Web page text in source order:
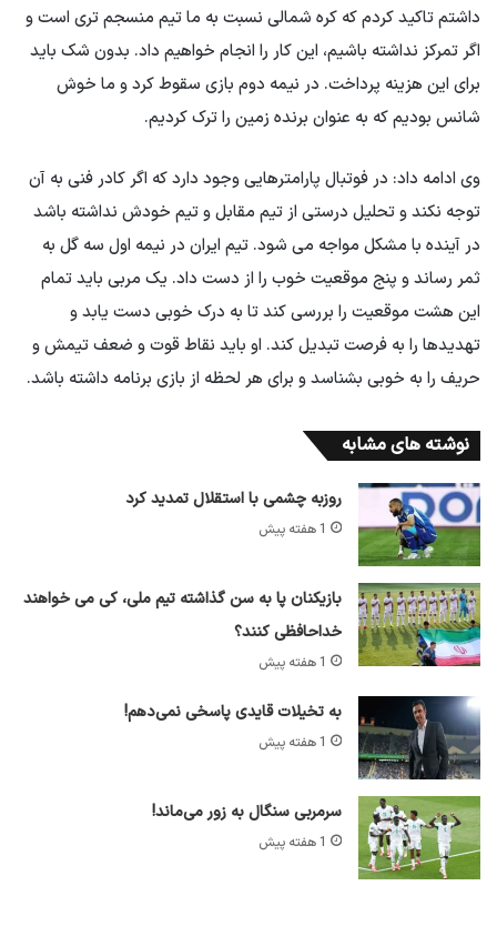
داشتم تاکید کردم که کره شمالی نسبت به ما تیم منسجم تری است و
اگر تمرکز نداشته باشیم، این کار را انجام خواهیم داد. بدون شک باید
برای این هزینه پرداخت. در نیمه دوم بازی سقوط کرد و ما خوش
شانس بودیم که به عنوان برنده زمین را ترک کردیم.
وی ادامه داد: در فوتبال پارامترهایی وجود دارد که اگر کادر فنی به آن
توجه نکند و تحلیل درستی از تیم مقابل و تیم خودش نداشته باشد
در آینده با مشکل مواجه می شود. تیم ایران در نیمه اول سه گل به
ثمر رساند و پنج موقعیت خوب را از دست داد. یک مربی باید تمام
این هشت موقعیت را بررسی کند تا به درک خوبی دست یابد و
تهدیدها را به فرصت تبدیل کند. او باید نقاط قوت و ضعف تیمش و
حریف را به خوبی بشناسد و برای هر لحظه از بازی برنامه داشته باشد.
نوشته های مشابه
روزبه چشمی با استقلال تمدید کرد
1 هفته پیش
بازیکنان پا به سن گذاشته تیم ملی، کی می خواهند
خداحافظی کنند؟
1 هفته پیش
به تخیلات قایدی پاسخی نمی‌دهم!
1 هفته پیش
سرمربی سنگال به زور می‌ماند!
1 هفته پیش